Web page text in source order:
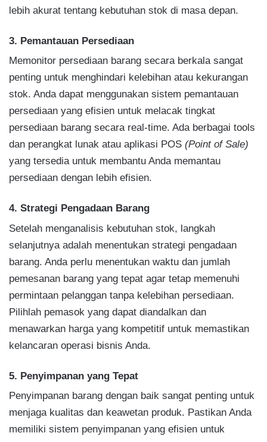
lebih akurat tentang kebutuhan stok di masa depan.
3. Pemantauan Persediaan
Memonitor persediaan barang secara berkala sangat
penting untuk menghindari kelebihan atau kekurangan
stok. Anda dapat menggunakan sistem pemantauan
persediaan yang efisien untuk melacak tingkat
persediaan barang secara real-time. Ada berbagai tools
dan perangkat lunak atau aplikasi POS (Point of Sale)
yang tersedia untuk membantu Anda memantau
persediaan dengan lebih efisien.
4. Strategi Pengadaan Barang
Setelah menganalisis kebutuhan stok, langkah
selanjutnya adalah menentukan strategi pengadaan
barang. Anda perlu menentukan waktu dan jumlah
pemesanan barang yang tepat agar tetap memenuhi
permintaan pelanggan tanpa kelebihan persediaan.
Pilihlah pemasok yang dapat diandalkan dan
menawarkan harga yang kompetitif untuk memastikan
kelancaran operasi bisnis Anda.
5. Penyimpanan yang Tepat
Penyimpanan barang dengan baik sangat penting untuk
menjaga kualitas dan keawetan produk. Pastikan Anda
memiliki sistem penyimpanan yang efisien untuk